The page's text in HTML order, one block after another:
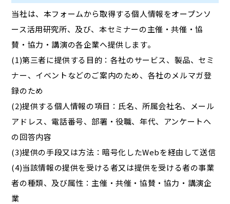
当社は、本フォームから取得する個人情報をオープンソ
ース活用研究所、及び、本セミナーの主催・共催・協
賛・協力・講演の各企業へ提供します。
(1)第三者に提供する目的：各社のサービス、製品、セミ
ナー、イベントなどのご案内のため、各社のメルマガ登
録のため
(2)提供する個人情報の項目：氏名、所属会社名、メール
アドレス、電話番号、部署・役職、年代、アンケートへ
の回答内容
(3)提供の手段又は方法：暗号化したWebを経由して送信
(4)当該情報の提供を受ける者又は提供を受ける者の事業
者の種類、及び属性：主催・共催・協賛・協力・講演企
業